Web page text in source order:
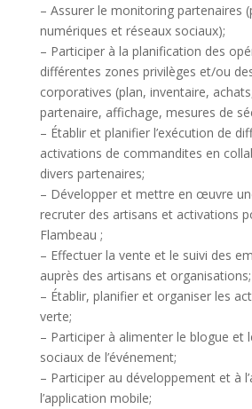
– Assurer le monitoring partenaires
numériques et réseaux sociaux);
– Participer à la planification des
différentes zones privilèges et/ou
corporatives (plan, inventaire,
partenaire, affichage, mesures de
– Établir et planifier l’exécution de
activations de commandites en
divers partenaires;
– Développer et mettre en œuvre
recruter des artisans et activations
Flambeau ;
– Effectuer la vente et le suivi des
auprès des artisans et organisations;
– Établir, planifier et organiser les
verte;
– Participer à alimenter le blogue et
sociaux de l’événement;
– Participer au développement et à
l’application mobile;